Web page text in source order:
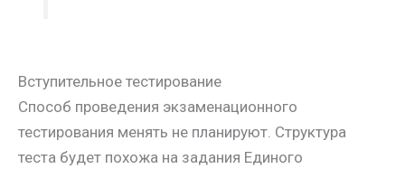
Вступительное тестирование
Способ проведения экзаменационного
тестирования менять не планируют. Структура
теста будет похожа на задания Единого